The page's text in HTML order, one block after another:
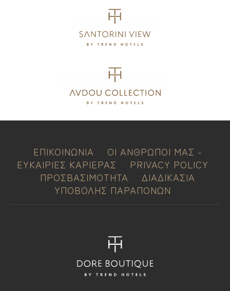
ΕΠΙΚΟΙΝΩΝΙΑ
ΟΙ ΑΝΘΡΩΠΟΙ ΜΑΣ -
ΕΥΚΑΙΡΙΕΣ ΚΑΡΙΕΡΑΣ
PRIVACY POLICY
ΠΡΟΣΒΑΣΙΜΟΤΗΤΑ
ΔΙΑΔΙΚΑΣΙΑ
ΥΠΟΒΟΛΗΣ ΠΑΡΑΠΟΝΩΝ